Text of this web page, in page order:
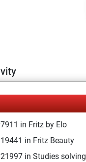
in Fritz by Elo
in Fritz Beauty
in Studies solving